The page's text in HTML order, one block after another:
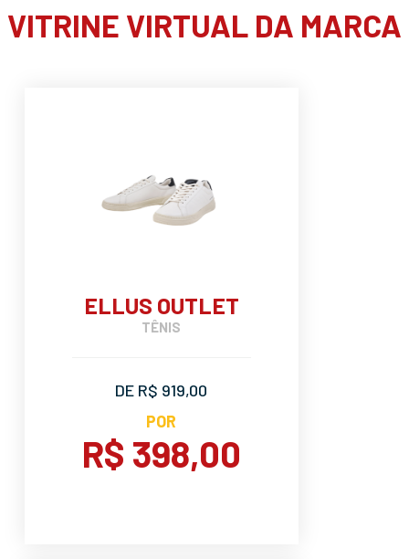
VITRINE VIRTUAL DA MARCA
ELLUS OUTLET
TÊNIS
DE R$ 919,00
POR
R$ 398,00